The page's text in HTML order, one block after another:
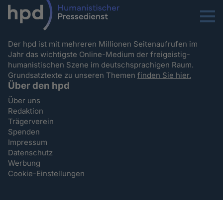
Menu
Der hpd ist mit mehreren Millionen Seitenaufrufen im
Jahr das wichtigste Online-Medium der freigeistig-
humanistischen Szene im deutschsprachigen Raum.
Grundsatztexte zu unseren Themenfinden Sie hier.
Über den hpd
Über uns
Redaktion
Trägerverein
Spenden
Impressum
Datenschutz
Werbung
Cookie-Einstellungen